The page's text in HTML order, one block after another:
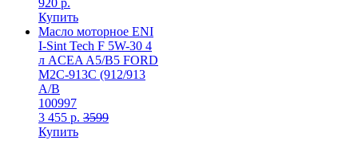
Купить
Масло моторное ENI
I-Sint Tech F 5W-30 4
л ACEA A5/B5 FORD
M2С-913С (912/913
A/B
100997
3 455 р. 3599
Купить